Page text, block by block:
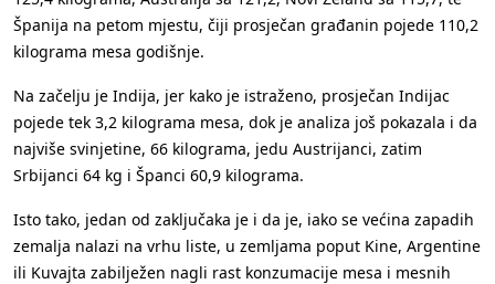
Španija na petom mjestu, čiji prosječan građanin pojede 110,2
kilograma mesa godišnje.
Na začelju je Indija, jer kako je istraženo, prosječan Indijac
pojede tek 3,2 kilograma mesa, dok je analiza još pokazala i da
najviše svinjetine, 66 kilograma, jedu Austrijanci, zatim
Srbijanci 64 kg i Španci 60,9 kilograma.
Isto tako, jedan od zaključaka je i da je, iako se većina zapadih
zemalja nalazi na vrhu liste, u zemljama poput Kine, Argentine
ili Kuvajta zabilježen nagli rast konzumacije mesa i mesnih